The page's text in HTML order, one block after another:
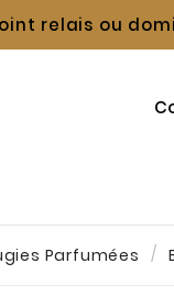
relais ou
Parfumées